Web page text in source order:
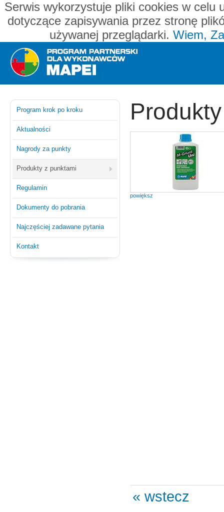
Serwis wykorzystuje pliki cookies w celu
dotyczące zapisywania przez stronę
używanej przeglądarki. Wiem,
Program krok po kroku
Aktualności
Nagrody za punkty
Produkty z punktami
Regulamin
Dokumenty do pobrania
Najczęściej zadawane pytania
Kontakt
powiększ
« wstecz